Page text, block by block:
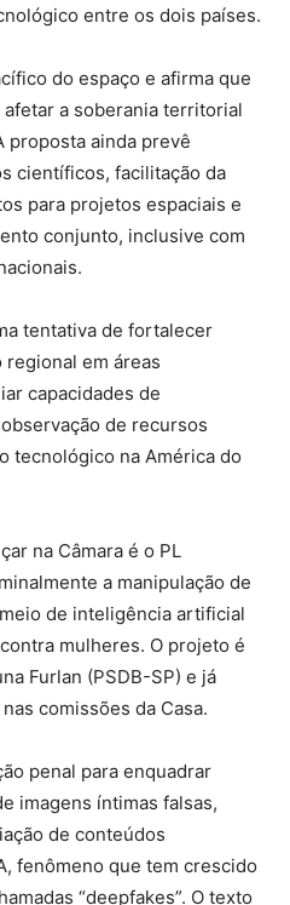
entre os dois países.
do espaço e afirma que
a soberania territorial
proposta ainda prevê
científicos, facilitação da
para projetos espaciais e
conjunto, inclusive com
tentativa de fortalecer
em áreas
capacidades de
de recursos
tecnológico na América do
na Câmara é o PL
a manipulação de
de inteligência artificial
mulheres. O projeto é
Furlan (PSDB-SP) e já
comissões da Casa.
penal para enquadrar
imagens íntimas falsas,
de conteúdos
fenômeno que tem crescido
“deepfakes”. O texto